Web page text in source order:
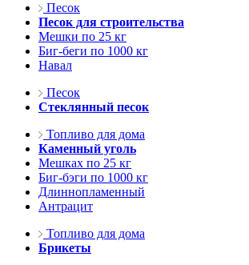
Песок
Песок для строительства
Мешки по 25 кг
Биг-беги по 1000 кг
Навал
Песок
Стеклянный песок
Топливо для дома
Каменный уголь
Мешках по 25 кг
Биг-бэги по 1000 кг
Длиннопламенный
Антрацит
Топливо для дома
Брикеты